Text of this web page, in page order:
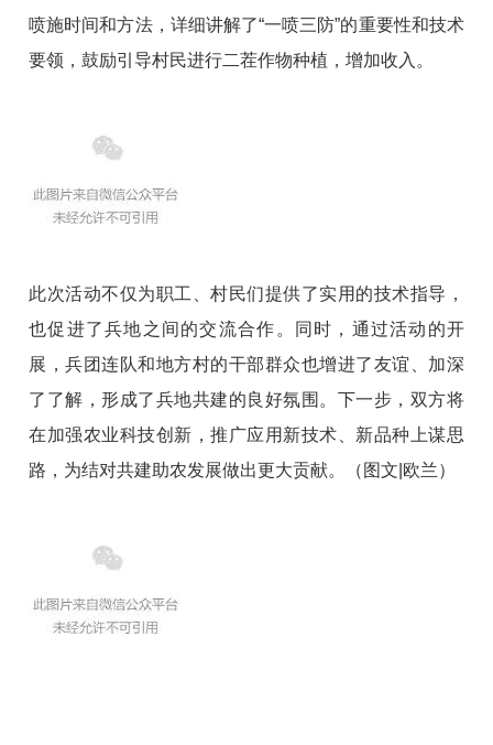
喷施时间和方法，详细讲解了“一喷三防”的重要性和技术
要领，鼓励引导村民进行二茬作物种植，增加收入。
此次活动不仅为职工、村民们提供了实用的技术指导，
也促进了兵地之间的交流合作。同时，通过活动的开
展，兵团连队和地方村的干部群众也增进了友谊、加深
了了解，形成了兵地共建的良好氛围。下一步，双方将
在加强农业科技创新，推广应用新技术、新品种上谋思
路，为结对共建助农发展做出更大贡献。（图文|欧兰）